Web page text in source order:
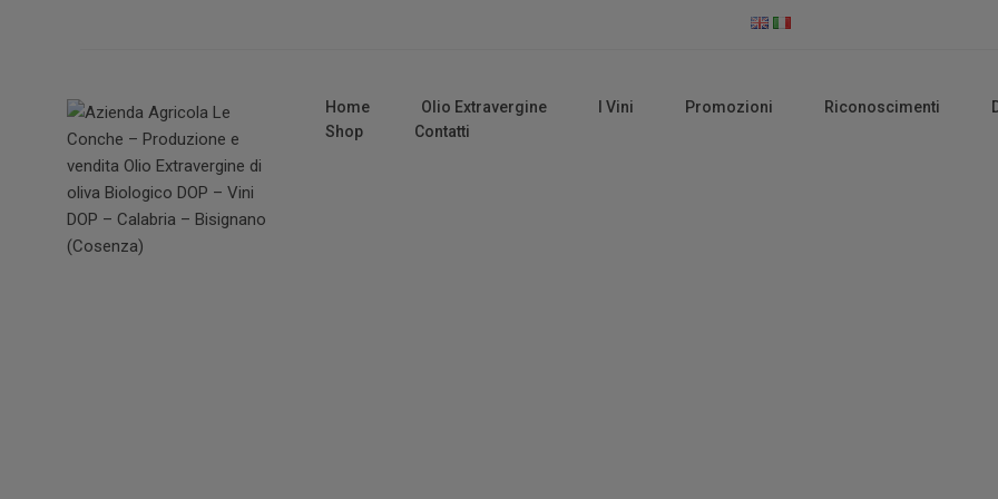
Home Olio Extravergine I Vini Promozioni Riconoscimenti
Shop
Contatti